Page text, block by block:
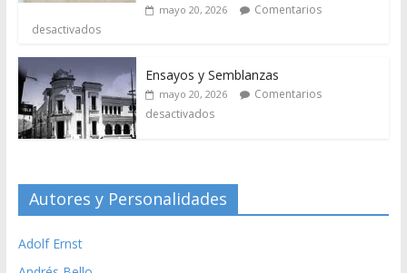
mayo 20, 2026
Comentarios
desactivados
Ensayos y Semblanzas
mayo 20, 2026
Comentarios
desactivados
Autores y Personalidades
Adolf Ernst